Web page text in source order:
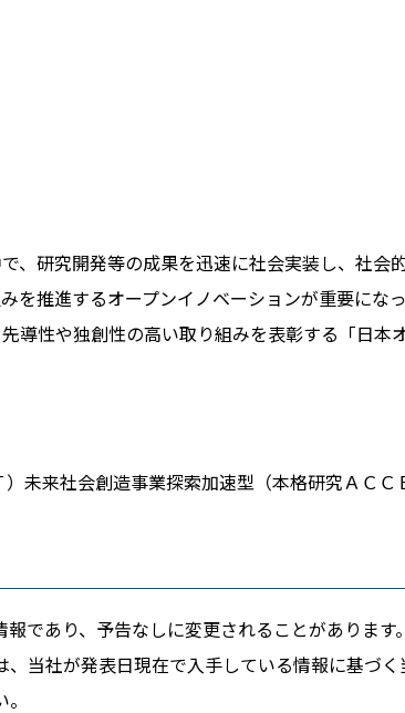
、研究開発等の成果を迅速に社会実装し、社
を推進するオープンイノベーションが重要にな
性や独創性の高い取り組みを表彰する「日本
未来社会創造事業探索加速型（本格研究ＡＣＣ
であり、予告なしに変更されることがありま
当社が発表日現在で入手している情報に基づ